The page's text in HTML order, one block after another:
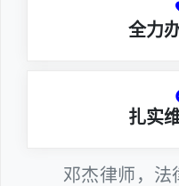
全力
扎实
邓杰律师，法